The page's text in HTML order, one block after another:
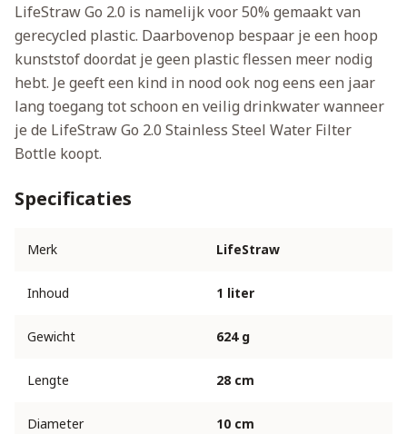
LifeStraw Go 2.0 is namelijk voor 50% gemaakt van
gerecycled plastic. Daarbovenop bespaar je een hoop
kunststof doordat je geen plastic flessen meer nodig
hebt. Je geeft een kind in nood ook nog eens een jaar
lang toegang tot schoon en veilig drinkwater wanneer
je de LifeStraw Go 2.0 Stainless Steel Water Filter
Bottle koopt.
Specificaties
Merk LifeStraw
Inhoud 1 liter
Gewicht 624 g
Lengte 28 cm
Diameter 10 cm